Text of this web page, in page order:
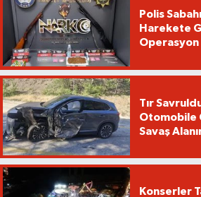
Polis
Harekete
Operasyon
Tır
Otomobile
Savaş
Konserler